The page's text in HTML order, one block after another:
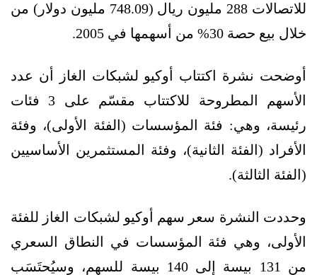
للاتصالات 288 مليون ريال (748.09 مليون دولار) من
خلال بيع حصة 30% من أسهمها في 2005.
أوضحت نشرة اكتتاب أوكيو لشبكات الغاز أن عدد
الأسهم المطروحة للاكتتاب مقسّم على 3 فئات
رئيسة، وهي: فئة المؤسسات (الفئة الأولى)، وفئة
الأفراد (الفئة الثانية)، وفئة المستثمرين الأساسيين
(الفئة الثالثة).
وحددت النشرة سعر سهم أوكيو لشبكات الغاز للفئة
الأولى، وهي فئة المؤسسات في النطاق السعري
من 131 بيسة إلى 140 بيسة للسهم، وسيُحتَسَب